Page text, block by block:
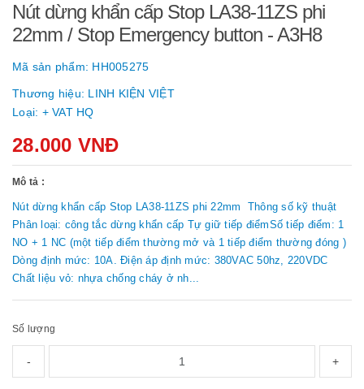
Nút dừng khẩn cấp Stop LA38-11ZS phi
22mm / Stop Emergency button - A3H8
Mã sản phẩm: HH005275
Thương hiệu: LINH KIỆN VIỆT
Loại: + VAT HQ
28.000 VNĐ
Mô tả :
Nút dừng khẩn cấp Stop LA38-11ZS phi 22mm Thông số kỹ thuật
Phân loại: công tắc dừng khẩn cấp Tự giữ tiếp điểm ​Số tiếp điểm: 1
NO + 1 NC (một tiếp điểm thường mở và 1 tiếp điểm thường đóng )
Dòng định mức: 10A. Điện áp định mức: 380VAC 50hz, 220VDC
Chất liệu vỏ: nhựa chống cháy ở nh...
Số lượng
- +